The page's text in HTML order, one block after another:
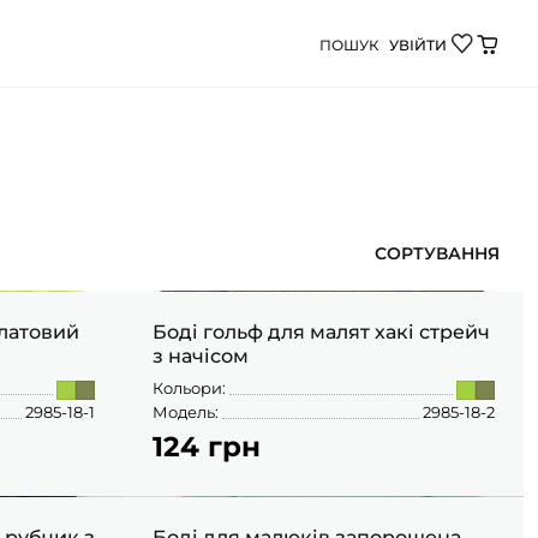
ПОШУК УВІЙТИ
СОРТУВАННЯ
2985-18-1
Боді гольф для малят хакі стрейч
з начісом
Кольори:
Модель:
2985-18-2
124 грн